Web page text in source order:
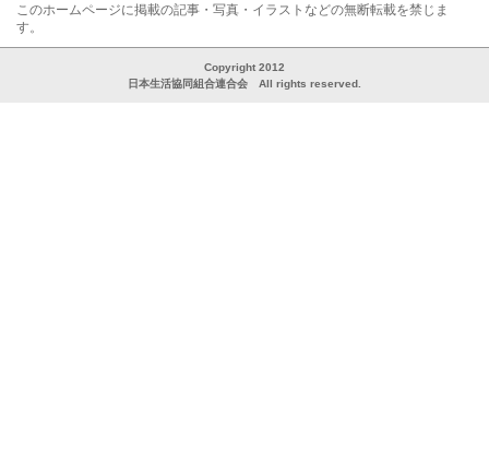
このホームページに掲載の記事・写真・イラストなどの無断転載を禁じま
す。
Copyright 2012
日本生活協同組合連合会 All rights reserved.